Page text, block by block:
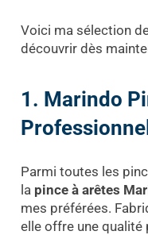
Voici ma sélection
découvrir dès
1. Marindo
Parmi toutes les
la pince à arêtes
mes préférées.
elle offre une